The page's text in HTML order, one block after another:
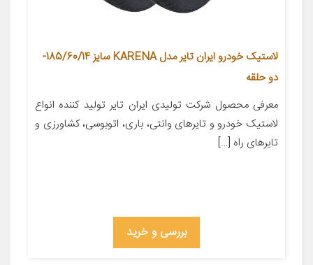
لاستیک خودرو ایران تایر مدل KARENA سایز 185/60/14-
دو حلقه
معرفی محصول شركت تولیدی ایران تایر تولید کننده انواع
لاستیک خودرو و تایرهای وانتی، باری، اتوبوسی، كشاورزی و
تایرهای راه […]
بررسی و خرید